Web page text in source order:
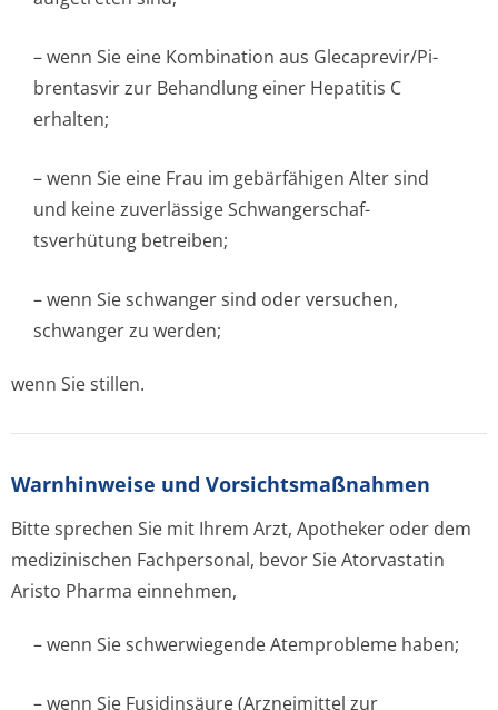
– wenn Sie eine Kombination aus Glecaprevir/Pi­
brentasvir zur Behandlung einer Hepatitis C
erhalten;
– wenn Sie eine Frau im gebärfähigen Alter sind
und keine zuverlässige Schwangerschaf­
tsverhütung betreiben;
– wenn Sie schwanger sind oder versuchen,
schwanger zu werden;
wenn Sie stillen.
Warnhinweise und Vorsichtsmaßnahmen
Bitte sprechen Sie mit Ihrem Arzt, Apotheker oder dem
medizinischen Fachpersonal, bevor Sie Atorvastatin
Aristo Pharma einnehmen,
– wenn Sie schwerwiegende Atemprobleme haben;
– wenn Sie Fusidinsäure (Arzneimittel zur